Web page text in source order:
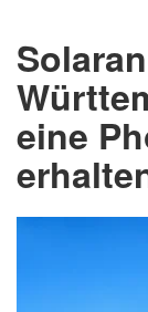
eine